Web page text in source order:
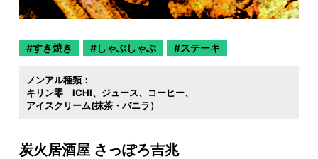
すき焼き しゃぶしゃぶ ステーキ
ノンアル種類：
キリン零 ICHI
ジュース
コーヒー
アイスクリーム(抹茶・バニラ）
炭火居酒屋 さっぽろ吉兆